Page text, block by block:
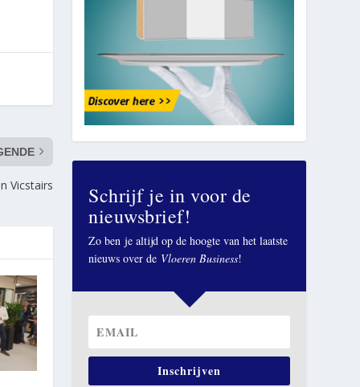
Vicstairs
Schrijf je in voor de
nieuwsbrief!
Zo ben je altijd op de hoogte van het laatste
nieuws over de Vloeren Business!
Inschrijven